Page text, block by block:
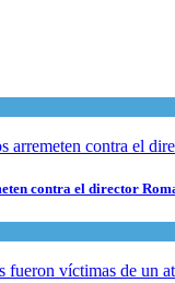
contra el director